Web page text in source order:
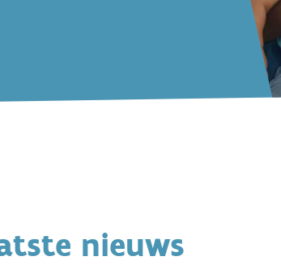
nieuws